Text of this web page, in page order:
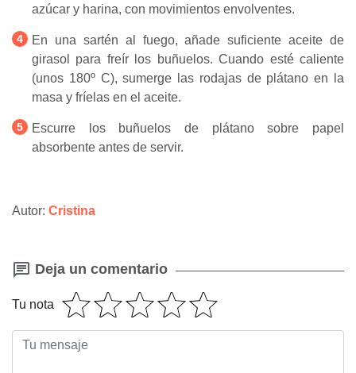
azúcar y harina, con movimientos envolventes.
En una sartén al fuego, añade suficiente aceite de
girasol para freír los buñuelos. Cuando esté caliente
(unos 180º C), sumerge las rodajas de plátano en la
masa y fríelas en el aceite.
Escurre los buñuelos de plátano sobre papel
absorbente antes de servir.
Autor: Cristina
Deja un comentario
Tu nota